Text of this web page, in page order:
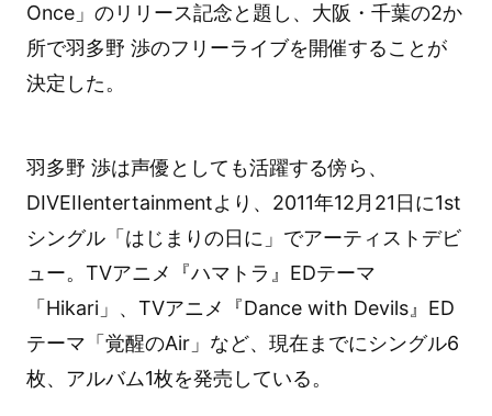
Once」のリリース記念と題し、大阪・千葉の2か
所で羽多野 渉のフリーライブを開催することが
決定した。
羽多野 渉は声優としても活躍する傍ら、
DIVEIIentertainmentより、2011年12月21日に1st
シングル「はじまりの日に」でアーティストデビ
ュー。TVアニメ『ハマトラ』EDテーマ
「Hikari」、TVアニメ『Dance with Devils』ED
テーマ「覚醒のAir」など、現在までにシングル6
枚、アルバム1枚を発売している。